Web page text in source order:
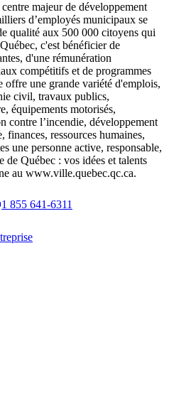
majeur de développement
d’employés municipaux se
qualité aux 500 000 citoyens qui
c'est bénéficier de
d'une rémunération
compétitifs et de programmes
une grande variété d'emplois,
civil, travaux publics,
équipements motorisés,
contre l’incendie, développement
ressources humaines,
une personne active, responsable,
de Québec : vos idées et talents
au www.ville.quebec.qc.ca.
1 855 641‑6311